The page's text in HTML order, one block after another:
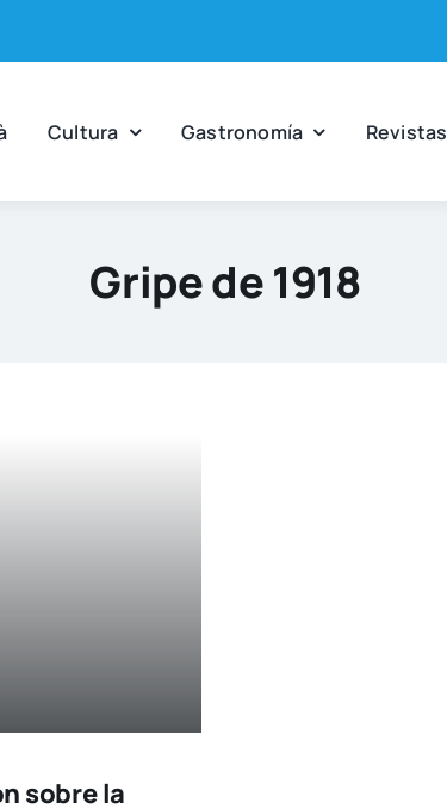
Cul­tu­ra Gas­tro­no­mía Revis­tas
Gripe de 1918
sobre la